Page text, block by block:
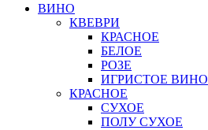
ВИНО
КВЕВРИ
КРАСНОЕ
БЕЛОЕ
РОЗЕ
ИГРИСТОЕ ВИНО
КРАСНОЕ
СУХОЕ
ПОЛУ СУХОЕ